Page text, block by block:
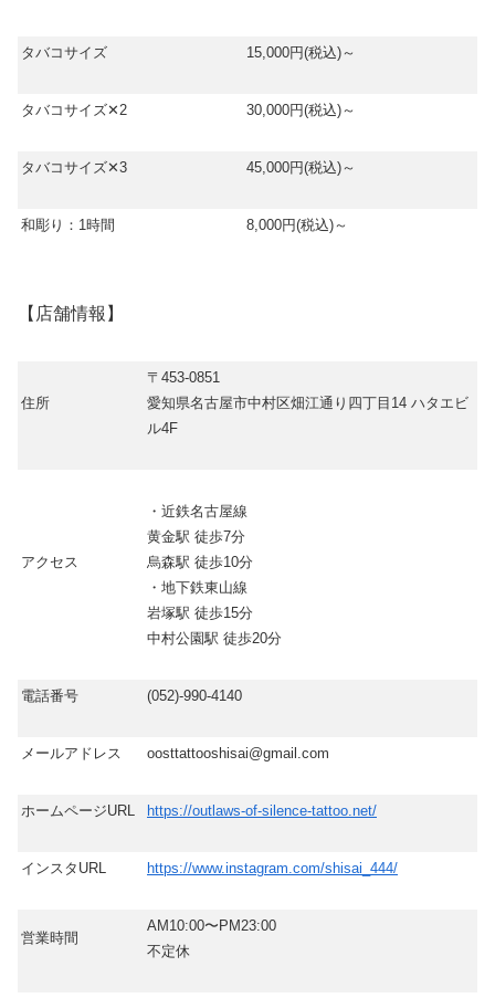
タバコサイズ 15,000円(税込)～
タバコサイズ✕2 30,000円(税込)～
タバコサイズ✕3 45,000円(税込)～
和彫り：1時間 8,000円(税込)～
【店舗情報】
住所
〒453-0851
愛知県名古屋市中村区畑江通り四丁目14 ハタエビ
ル4F
アクセス
・近鉄名古屋線
黄金駅 徒歩7分
烏森駅 徒歩10分
・地下鉄東山線
岩塚駅 徒歩15分
中村公園駅 徒歩20分
電話番号 (052)-990-4140
メールアドレス oosttattooshisai@gmail.com
ホームページURL https://outlaws-of-silence-tattoo.net/
インスタURL https://www.instagram.com/shisai_444/
営業時間
AM10:00〜PM23:00
不定休